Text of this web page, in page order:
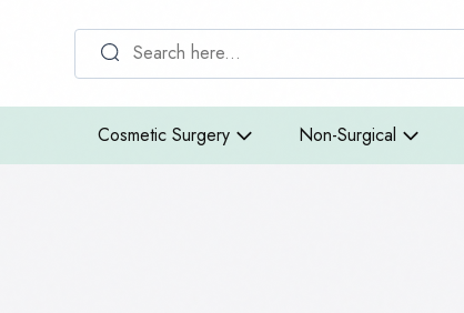
Cosmetic Surgery Non-Surgical